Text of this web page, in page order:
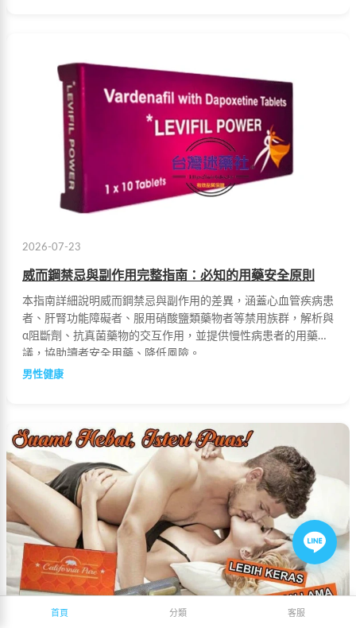
2026-07-23
威而鋼禁忌與副作用完整指南：必知的用藥安全原則
本指南詳細說明威而鋼禁忌與副作用的差異，涵蓋心血管疾病患
者、肝腎功能障礙者、服用硝酸鹽類藥物者等禁用族群，解析與
α阻斷劑、抗真菌藥物的交互作用，並提供慢性病患者的用藥建
議，協助讀者安全用藥、降低風險。
男性健康
首頁 分類 客服